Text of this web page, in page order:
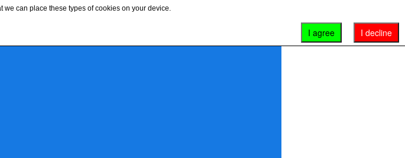
can place these types of cookies on your device.
I decline
I agree